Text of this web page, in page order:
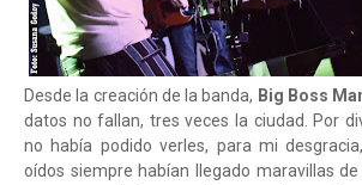
Desde la creación de la banda, Big Boss
datos no fallan, tres veces la ciudad. Por
no había podido verles, para mi
oídos siempre habían llegado maravillas